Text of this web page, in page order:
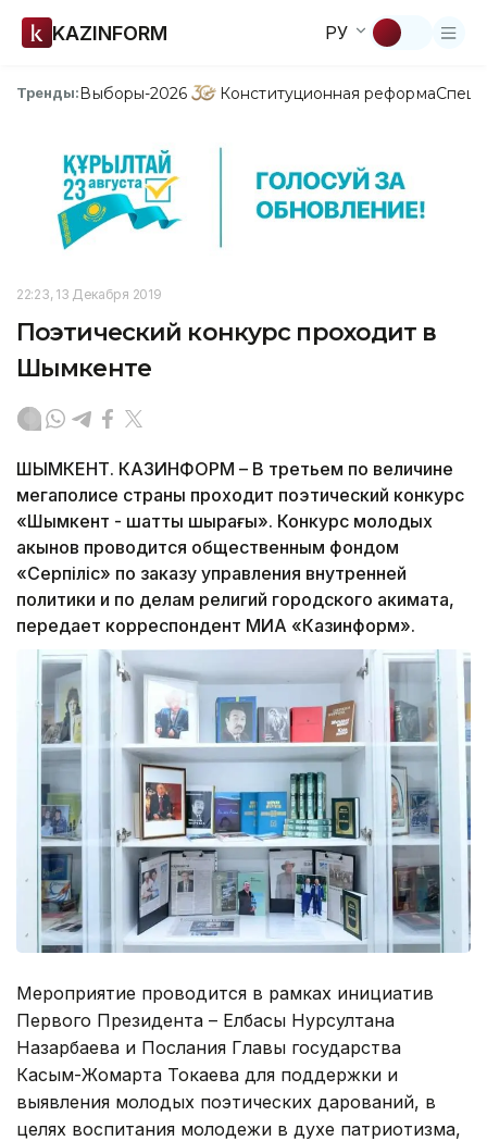
KAZINFORM РУ
Тренды:Выборы-2026 Конституционная реформа
22:23, 13 Декабря 2019
Поэтический конкурс проходит в
Шымкенте
ШЫМКЕНТ. КАЗИНФОРМ – В третьем по величине
мегаполисе страны проходит поэтический конкурс
«Шымкент - шаттық шырағы». Конкурс молодых
акынов проводится общественным фондом
«Серпіліс» по заказу управления внутренней
политики и по делам религий городского акимата,
передает корреспондент МИА «Казинформ».
Мероприятие проводится в рамках инициатив
Первого Президента – Елбасы Нурсултана
Назарбаева и Послания Главы государства
Касым-Жомарта Токаева для поддержки и
выявления молодых поэтических дарований, в
целях воспитания молодежи в духе патриотизма,